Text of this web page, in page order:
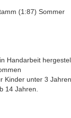
(1:87) Sommer
Handarbeit
Kinder unter 3
14 Jahren.